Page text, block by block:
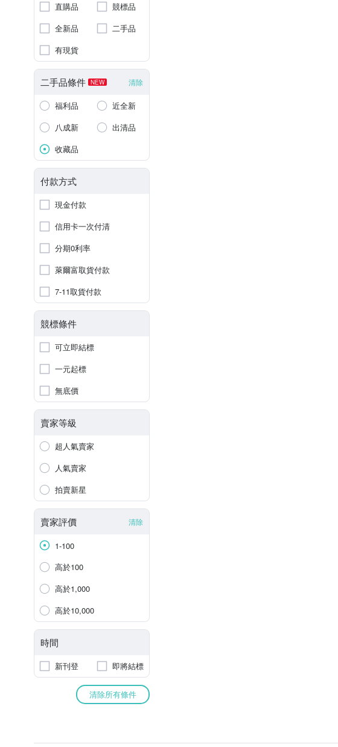
直購品
競標品
全新品
二手品
有現貨
二手品條件 NEW 清除
福利品
近全新
八成新
出清品
收藏品
付款方式
現金付款
信用卡一次付清
分期0利率
萊爾富取貨付款
7-11取貨付款
競標條件
可立即結標
一元起標
無底價
賣家等級
超人氣賣家
人氣賣家
拍賣新星
賣家評價 清除
1-100
高於100
高於1,000
高於10,000
時間
新刊登 即將結標
清除所有條件